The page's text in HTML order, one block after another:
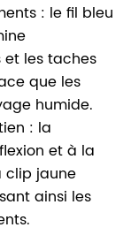
: le fil bleu
les taches
que les
humide.
: la
et à la
clip jaune
ainsi les